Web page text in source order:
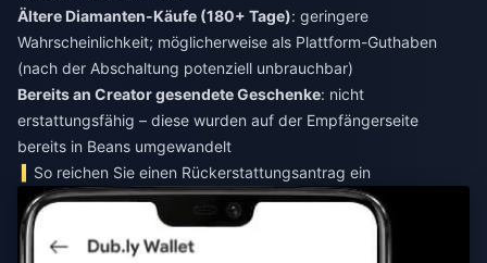
Ältere Diamanten-Käufe (180+ Tage): geringere
Wahrscheinlichkeit; möglicherweise als Plattform-Guthaben
(nach der Abschaltung potenziell unbrauchbar)
Bereits an Creator gesendete Geschenke: nicht
erstattungsfähig – diese wurden auf der Empfängerseite
bereits in Beans umgewandelt
So reichen Sie einen Rückerstattungsantrag ein